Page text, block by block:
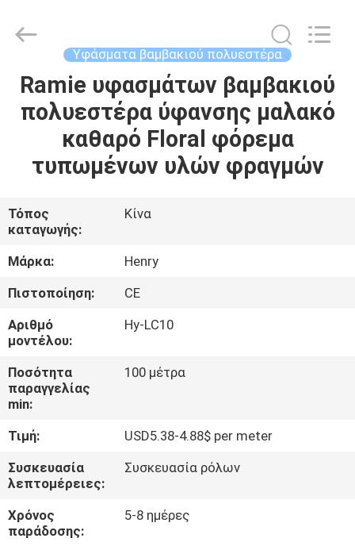
ΣΠΊΤΙ
ΠΡΟΪΌΝΤΑ
ΠΕΡΊΠΟΥ
ΕΜΕΊΣ
ΓΎΡΟΣ
ΕΡΓΟΣΤΑΣΊΩΝ
ΠΟΙΟΤΙΚΌΣ
ΈΛΕΓΧΟΣ
ΕΛΆΤΕ
ΣΕ
ΕΠΑΦΉ
ΜΕ
Trading
Reserved.
Υφάσματα βαμβακιού πολυεστέρα
Ramie υφασμάτων βαμβακιού
πολυεστέρα ύφανσης μαλακό
καθαρό Floral φόρεμα
τυπωμένων υλών φραγμών
Τόπος
καταγωγής:
Κίνα
Μάρκα:
Henry
Πιστοποίηση:
CE
Αριθμό
μοντέλου:
Hy-LC10
Ποσότητα
παραγγελίας
min:
100 μέτρα
Τιμή:
USD5.38-4.88$ per meter
Συσκευασία
λεπτομέρειες:
Συσκευασία ρόλων
Χρόνος
παράδοσης:
5-8 ημέρες